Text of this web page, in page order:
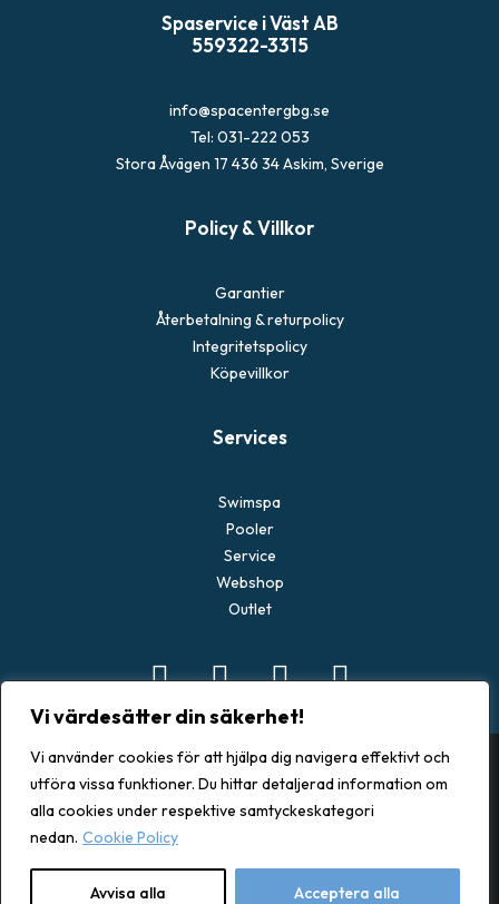
Vi värdesätter din säkerhet!
Vi använder cookies för att hjälpa dig navigera effektivt och
utföra vissa funktioner. Du hittar detaljerad information om
alla cookies under respektive samtyckeskategori
nedan. Cookie Policy
Avvisa alla Acceptera alla
Spaservice i Väst AB
559322-3315
info@spacentergbg.se
Tel: 031-222 053
Stora Åvägen 17 436 34 Askim, Sverige
Policy & Villkor
Garantier
Återbetalning & returpolicy
Integritetspolicy
Köpevillkor
Services
Swimspa
Pooler
Service
Webshop
Outlet
© 2026 Spacenter Göteborg. All rights reserved